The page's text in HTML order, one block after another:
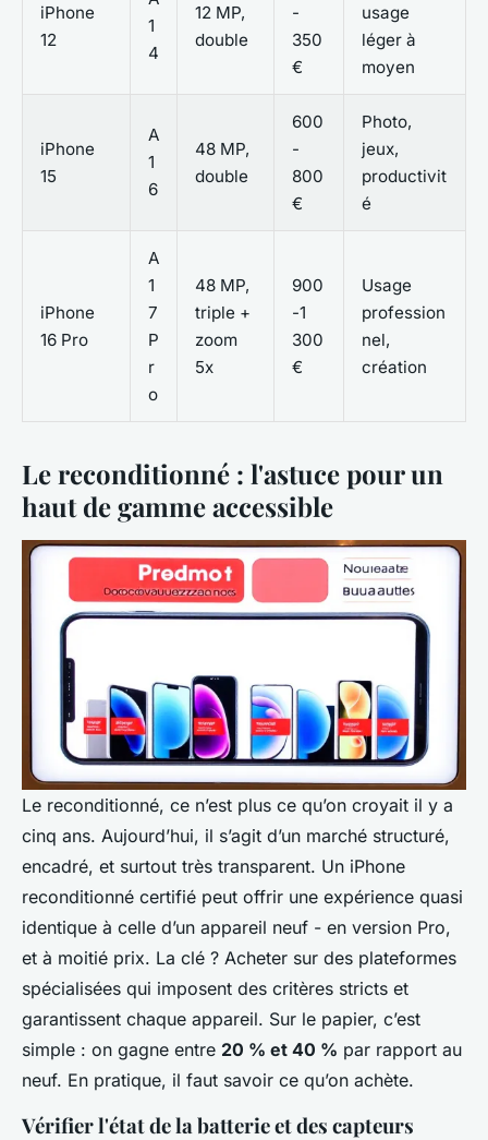
iPhone
12
1
4
12 MP,
double
-
350
€
usage
léger à
moyen
iPhone
15
A
1
6
48 MP,
double
600
-
800
€
Photo,
jeux,
productivit
é
iPhone
16 Pro
A
1
7
P
r
o
48 MP,
triple +
zoom
5x
900
-1
300
€
Usage
profession
nel,
création
Le reconditionné : l'astuce pour un
haut de gamme accessible
Le reconditionné, ce n’est plus ce qu’on croyait il y a
cinq ans. Aujourd’hui, il s’agit d’un marché structuré,
encadré, et surtout très transparent. Un iPhone
reconditionné certifié peut offrir une expérience quasi
identique à celle d’un appareil neuf - en version Pro,
et à moitié prix. La clé ? Acheter sur des plateformes
spécialisées qui imposent des critères stricts et
garantissent chaque appareil. Sur le papier, c’est
simple : on gagne entre 20 % et 40 % par rapport au
neuf. En pratique, il faut savoir ce qu’on achète.
Vérifier l'état de la batterie et des capteurs